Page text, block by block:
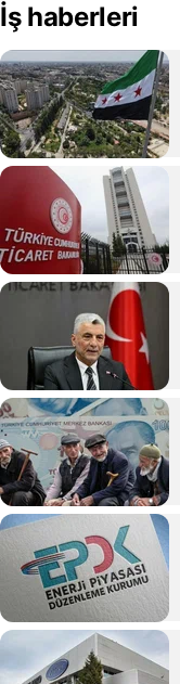
İş haberleri